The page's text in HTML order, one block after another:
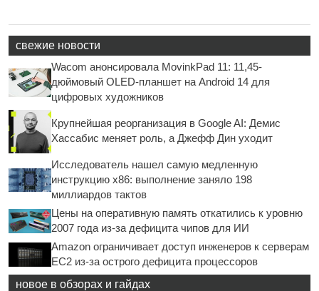
свежие новости
Wacom анонсировала MovinkPad 11: 11,45-
дюймовый OLED-планшет на Android 14 для
цифровых художников
Крупнейшая реорганизация в Google AI: Демис
Хассабис меняет роль, а Джефф Дин уходит
Исследователь нашел самую медленную
инструкцию x86: выполнение заняло 198
миллиардов тактов
Цены на оперативную память откатились к уровню
2007 года из-за дефицита чипов для ИИ
Amazon ограничивает доступ инженеров к серверам
EC2 из-за острого дефицита процессоров
новое в обзорах и гайдах